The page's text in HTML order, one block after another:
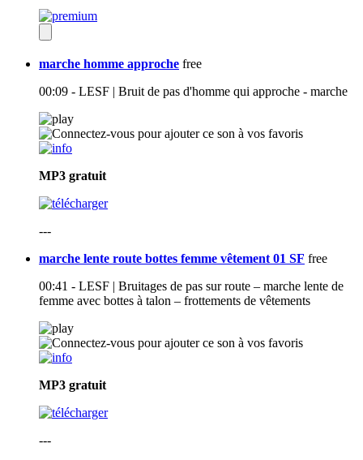
marche homme approche free
00:09 - LESF | Bruit de pas d'homme qui approche - marche
MP3 gratuit
---
marche lente route bottes femme vêtement 01 SF free
00:41 - LESF | Bruitages de pas sur route – marche lente de
femme avec bottes à talon – frottements de vêtements
MP3 gratuit
---